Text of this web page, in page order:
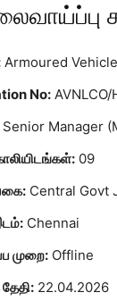
Armoured
No:
Senior Manager
09
Central Govt
Chennai
முறை: Offline
22.04.2026